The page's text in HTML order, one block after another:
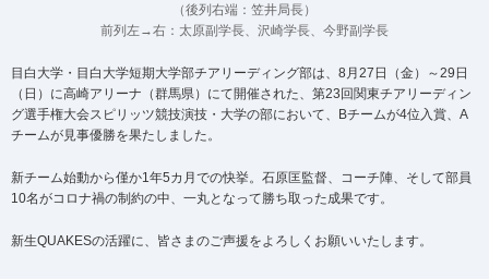
（後列右端：笠井局長）
前列左→右：太原副学長、沢崎学長、今野副学長
目白大学・目白大学短期大学部チアリーディング部は、8月27日（金）～29日
（日）に高崎アリーナ（群馬県）にて開催された、第23回関東チアリーディン
グ選手権大会スピリッツ競技演技・大学の部において、Bチームが4位入賞、A
チームが見事優勝を果たしました。
新チーム始動から僅か1年5カ月での快挙。石原匡監督、コーチ陣、そして部員
10名がコロナ禍の制約の中、一丸となって勝ち取った成果です。
新生QUAKESの活躍に、皆さまのご声援をよろしくお願いいたします。